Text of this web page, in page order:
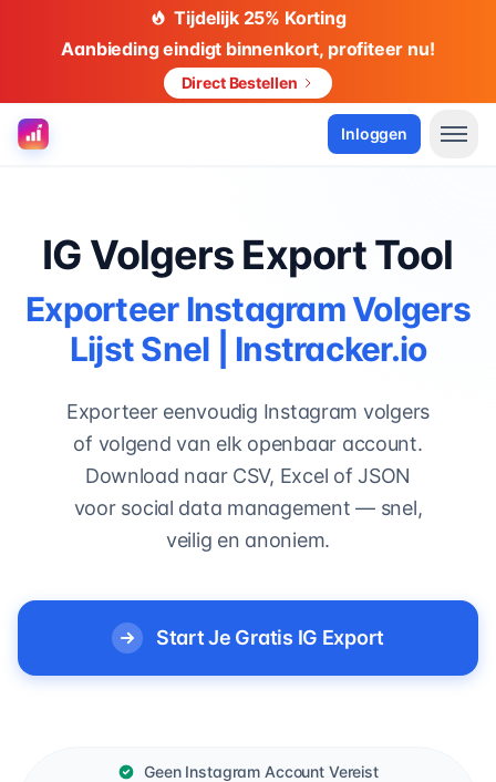
Tijdelijk 25% Korting
Aanbieding eindigt binnenkort, profiteer nu!
Direct Bestellen
Inloggen
IG Volgers Export Tool
Exporteer Instagram Volgers
Lijst Snel | Instracker.io
Exporteer eenvoudig Instagram volgers
of volgend van elk openbaar account.
Download naar CSV, Excel of JSON
voor social data management — snel,
veilig en anoniem.
Start Je Gratis IG Export
Geen Instagram Account Vereist